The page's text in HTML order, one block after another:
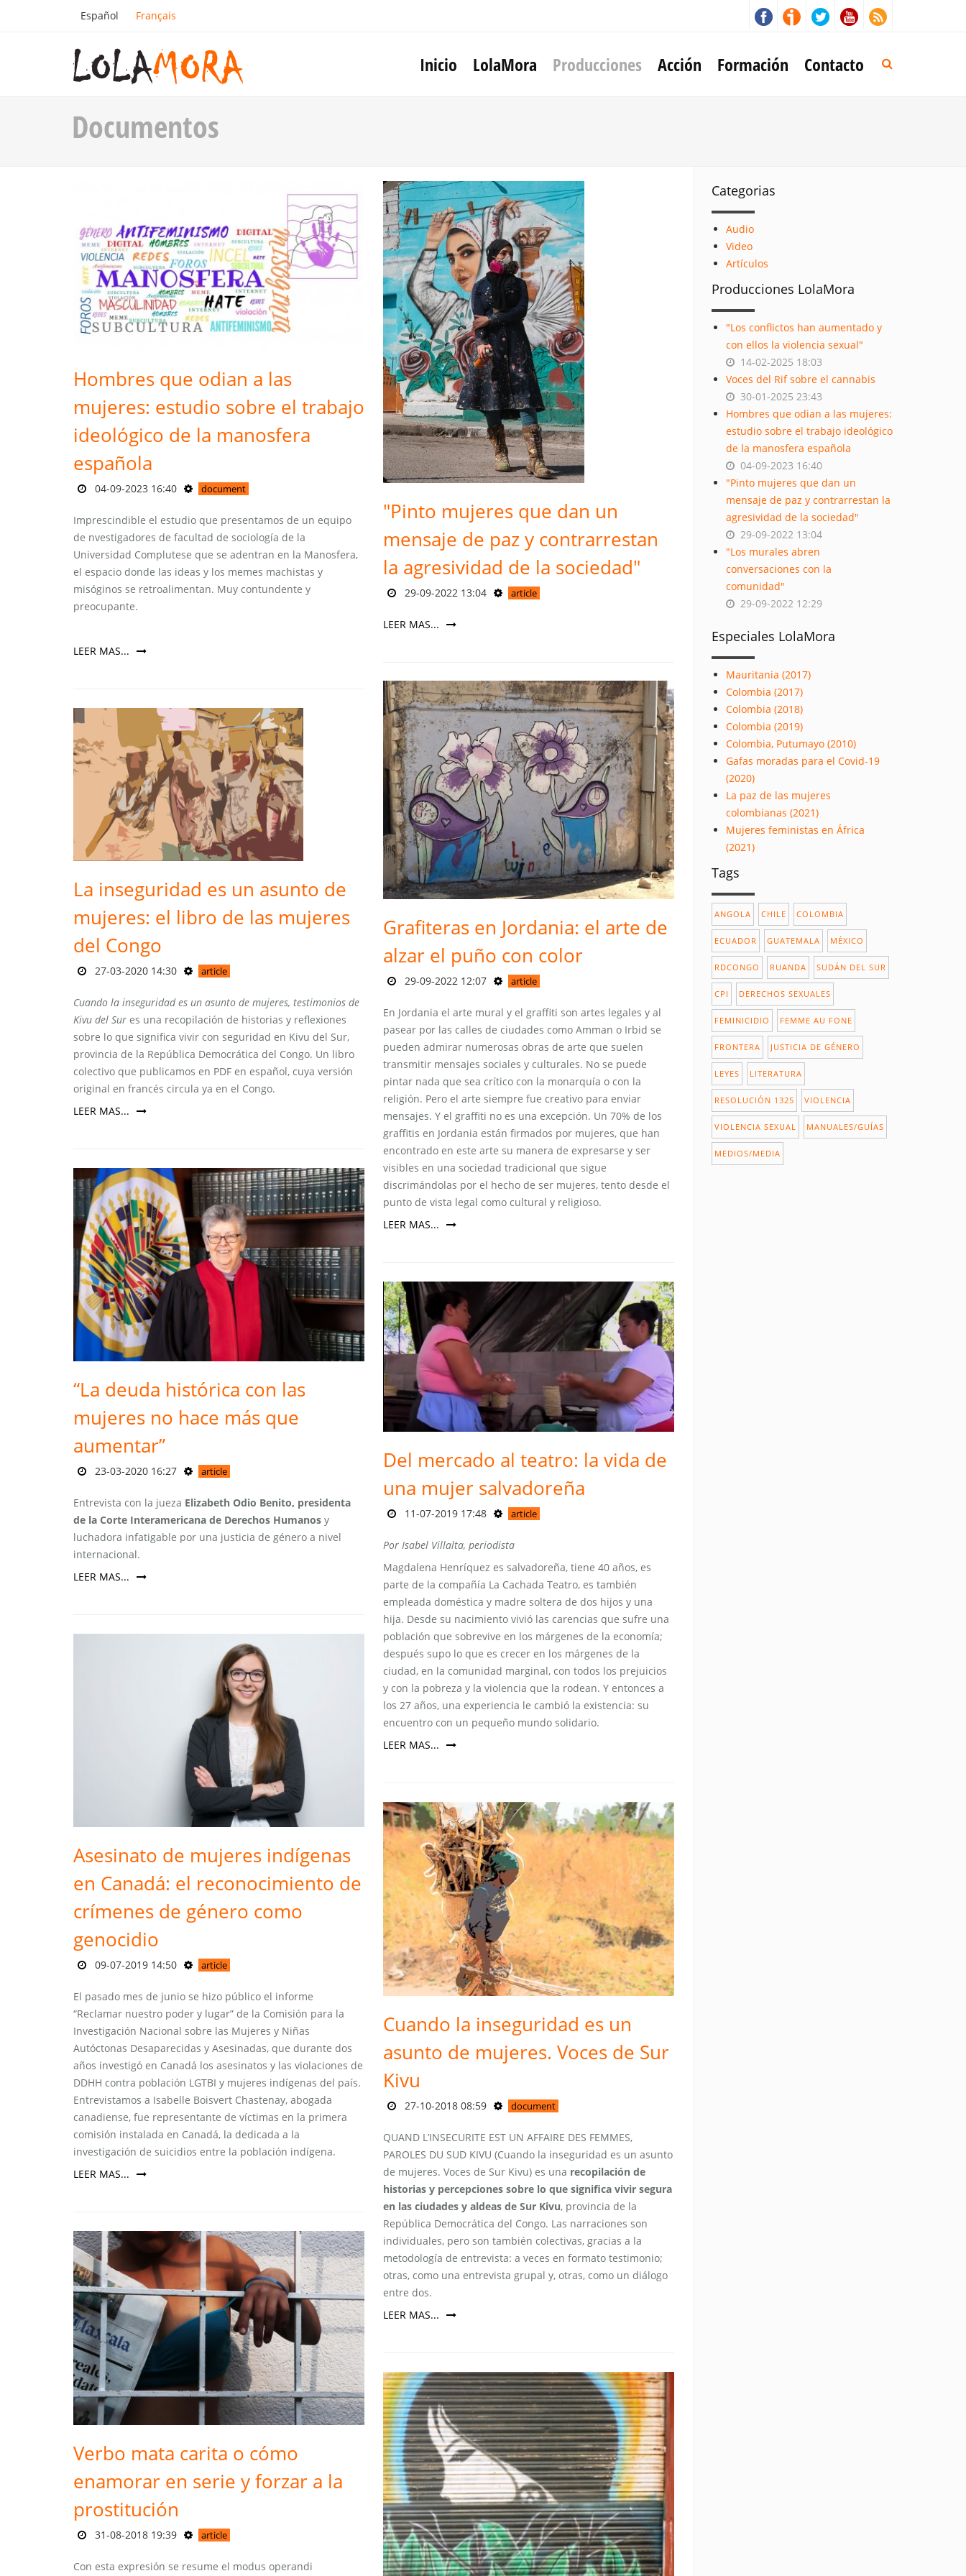
Español Français
Inicio LolaMora Producciones Acción Formación Contacto
Documentos
Hombres que odian a las
mujeres: estudio sobre el trabajo
ideológico de la manosfera
española
04-09-2023 16:40 document
Imprescindible el estudio que presentamos de un equipo
de nvestigadores de facultad de sociología de la
Universidad Complutese que se adentran en la Manosfera,
el espacio donde las ideas y los memes machistas y
misóginos se retroalimentan. Muy contundente y
preocupante.
LEER MAS...
"Pinto mujeres que dan un
mensaje de paz y contrarrestan
la agresividad de la sociedad"
29-09-2022 13:04 article
LEER MAS...
Grafiteras en Jordania: el arte de
alzar el puño con color
29-09-2022 12:07 article
En Jordania el arte mural y el graffiti son artes legales y al
pasear por las calles de ciudades como Amman o Irbid se
pueden admirar numerosas obras de arte que suelen
transmitir mensajes sociales y culturales. No se puede
pintar nada que sea crítico con la monarquía o con la
religión. Pero el arte siempre fue creativo para enviar
mensajes. Y el graffiti no es una excepción. Un 70% de los
graffitis en Jordania están firmados por mujeres, que han
encontrado en este arte su manera de expresarse y ser
visibles en una sociedad tradicional que sigue
discrimándolas por el hecho de ser mujeres, tento desde el
punto de vista legal como cultural y religioso.
LEER MAS...
La inseguridad es un asunto de
mujeres: el libro de las mujeres
del Congo
27-03-2020 14:30 article
Cuando la inseguridad es un asunto de mujeres, testimonios de
Kivu del Sur es una recopilación de historias y reflexiones
sobre lo que significa vivir con seguridad en Kivu del Sur,
provincia de la República Democrática del Congo. Un libro
colectivo que publicamos en PDF en español, cuya versión
original en francés circula ya en el Congo.
LEER MAS...
“La deuda histórica con las
mujeres no hace más que
aumentar”
23-03-2020 16:27 article
Entrevista con la jueza Elizabeth Odio Benito, presidenta
de la Corte Interamericana de Derechos Humanos y
luchadora infatigable por una justicia de género a nivel
internacional.
LEER MAS...
Del mercado al teatro: la vida de
una mujer salvadoreña
11-07-2019 17:48 article
Por Isabel Villalta, periodista
Magdalena Henríquez es salvadoreña, tiene 40 años, es
parte de la compañía La Cachada Teatro, es también
empleada doméstica y madre soltera de dos hijos y una
hija. Desde su nacimiento vivió las carencias que sufre una
población que sobrevive en los márgenes de la economía;
después supo lo que es crecer en los márgenes de la
ciudad, en la comunidad marginal, con todos los prejuicios
y con la pobreza y la violencia que la rodean. Y entonces a
los 27 años, una experiencia le cambió la existencia: su
encuentro con un pequeño mundo solidario.
LEER MAS...
Asesinato de mujeres indígenas
en Canadá: el reconocimiento de
crímenes de género como
genocidio
09-07-2019 14:50 article
El pasado mes de junio se hizo público el informe
“Reclamar nuestro poder y lugar” de la Comisión para la
Investigación Nacional sobre las Mujeres y Niñas
Autóctonas Desaparecidas y Asesinadas, que durante dos
años investigó en Canadá los asesinatos y las violaciones de
DDHH contra población LGTBI y mujeres indígenas del país.
Entrevistamos a Isabelle Boisvert Chastenay, abogada
canadiense, fue representante de víctimas en la primera
comisión instalada en Canadá, la dedicada a la
investigación de suicidios entre la población indígena.
LEER MAS...
Cuando la inseguridad es un
asunto de mujeres. Voces de Sur
Kivu
27-10-2018 08:59 document
QUAND L’INSECURITE EST UN AFFAIRE DES FEMMES,
PAROLES DU SUD KIVU (Cuando la inseguridad es un asunto
de mujeres. Voces de Sur Kivu) es una recopilación de
historias y percepciones sobre lo que significa vivir segura
en las ciudades y aldeas de Sur Kivu, provincia de la
República Democrática del Congo. Las narraciones son
individuales, pero son también colectivas, gracias a la
metodología de entrevista: a veces en formato testimonio;
otras, como una entrevista grupal y, otras, como un diálogo
entre dos.
LEER MAS...
Verbo mata carita o cómo
enamorar en serie y forzar a la
prostitución
31-08-2018 19:39 article
Con esta expresión se resume el modus operandi
Categorias
Audio
Video
Artículos
Producciones LolaMora
"Los conflictos han aumentado y
con ellos la violencia sexual"
14-02-2025 18:03
Voces del Rif sobre el cannabis
30-01-2025 23:43
Hombres que odian a las mujeres:
estudio sobre el trabajo ideológico
de la manosfera española
04-09-2023 16:40
"Pinto mujeres que dan un
mensaje de paz y contrarrestan la
agresividad de la sociedad"
29-09-2022 13:04
"Los murales abren
conversaciones con la
comunidad"
29-09-2022 12:29
Especiales LolaMora
Mauritania (2017)
Colombia (2017)
Colombia (2018)
Colombia (2019)
Colombia, Putumayo (2010)
Gafas moradas para el Covid-19
(2020)
La paz de las mujeres
colombianas (2021)
Mujeres feministas en África
(2021)
Tags
ANGOLA CHILE COLOMBIA
ECUADOR GUATEMALA MÉXICO
RDCONGO RUANDA SUDÁN DEL SUR
CPI DERECHOS SEXUALES
FEMINICIDIO FEMME AU FONE
FRONTERA JUSTICIA DE GÉNERO
LEYES LITERATURA
RESOLUCIÓN 1325 VIOLENCIA
VIOLENCIA SEXUAL MANUALES/GUÍAS
MEDIOS/MEDIA